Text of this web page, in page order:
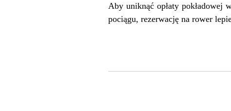
Aby uniknąć opłaty pokładowej
pociągu, rezerwację na rower